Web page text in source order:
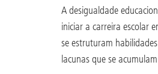
A desigualdade
iniciar a carreira escolar
se estruturam
lacunas que se